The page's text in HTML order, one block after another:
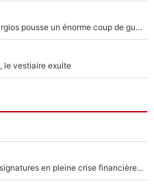
Victime de racisme contre Murray, Kyrgios pousse un énorme coup de gueule !
le vestiaire exulte
Grégory Lorenzi doit renoncer à cinq signatures en pleine crise financière : L’IA propose sept noms à l’OM pour un mercato réussi... à seulement 5M€ !